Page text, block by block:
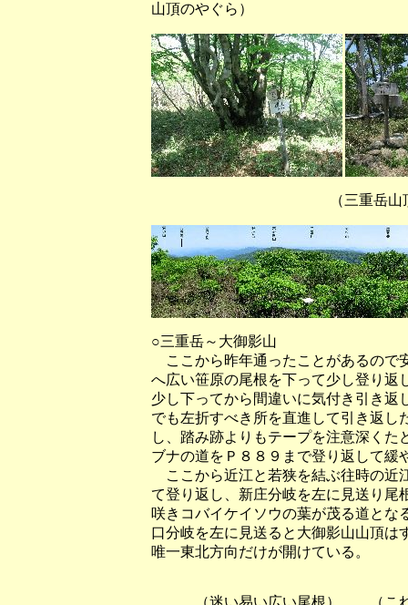
山頂のやぐら）
（三重岳山頂のやぐら
○三重岳～大御影山
ここから昨年通ったことがあるので
へ広い笹原の尾根を下って少し登り返
少し下ってから間違いに気付き引き返
でも左折すべき所を直進して引き返し
し、踏み跡よりもテープを注意深く
ブナの道をＰ８８９まで登り返して緩
ここから近江と若狭を結ぶ往時の近
て登り返し、新庄分岐を左に見送り尾
咲きコバイケイソウの葉が茂る道とな
口分岐を左に見送ると大御影山山頂は
唯一東北方向だけが開けている。
（迷い易い広い尾根） （こ